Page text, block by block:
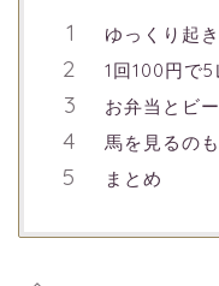
ゆっくり起
1回100円で5
お弁当とビ
馬を見るの
まとめ